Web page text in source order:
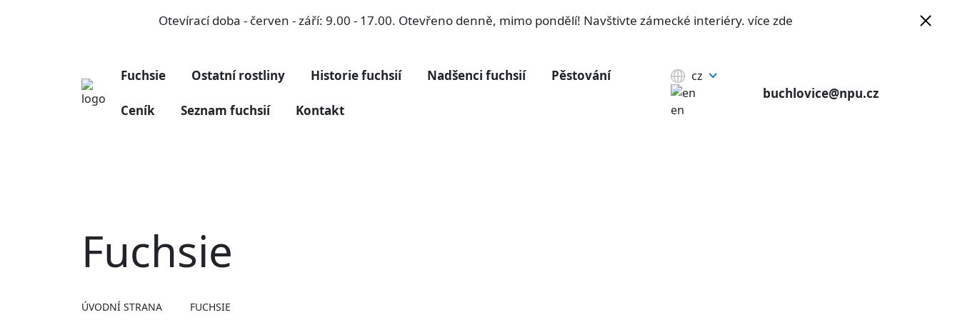
Otevírací doba - červen - září: 9.00 - 17.00. Otevřeno denně, mimo pondělí! Navštivte zámecké interiéry. více zde
Fuchsie Ostatní rostliny Historie fuchsií Nadšenci fuchsií Pěstování
Ceník Seznam fuchsií Kontakt
cz
en
buchlovice@npu.cz
Fuchsie
ÚVODNÍ STRANA FUCHSIE